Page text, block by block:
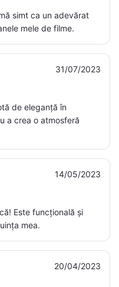
simt ca un adevărat
mele de filme.
31/07/2023
de eleganță în
a crea o atmosferă
14/05/2023
Este funcțională și
mea.
20/04/2023